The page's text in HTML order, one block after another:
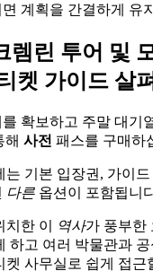
계획을 간결하게 유
렘린 투어 및
켓 가이드 살
확보하고 주말 대기
해 사전 패스를 구매하
는 기본 입장권, 가이
다른 옵션이 포함됩니
치한 이 역사가 풍부한
하고 여러 박물관과
켓 사무실로 쉽게 접근